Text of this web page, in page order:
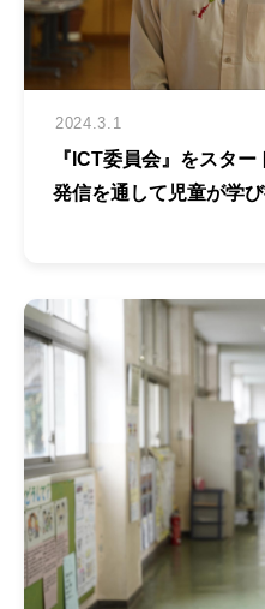
2024.3.1
『ICT委員会』をスタ
発信を通して児童が学